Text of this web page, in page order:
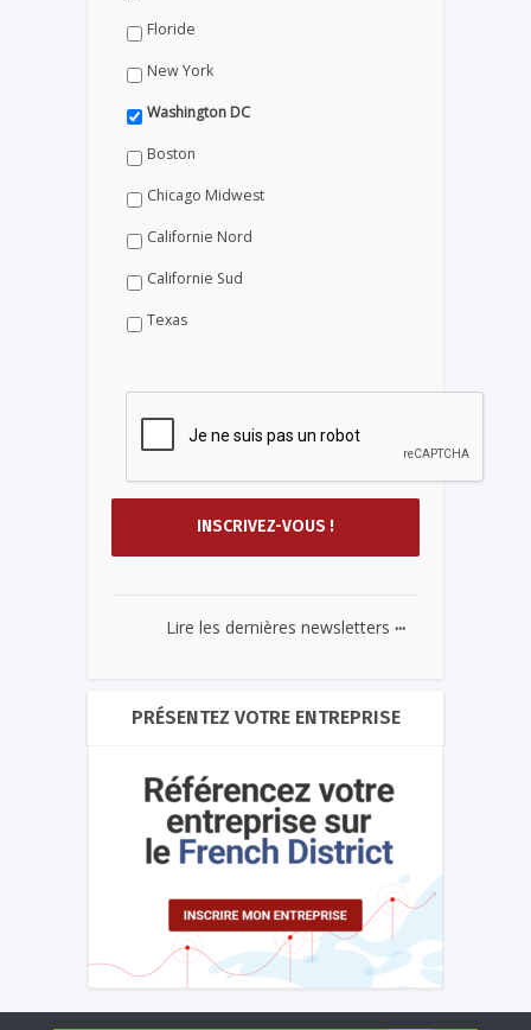
Floride
New York
Washington DC
Boston
Chicago Midwest
Californie Nord
Californie Sud
Texas
Lire les dernières newsletters ...
PRÉSENTEZ VOTRE ENTREPRISE